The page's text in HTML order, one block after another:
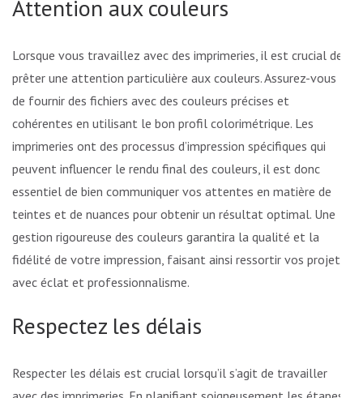
Attention aux couleurs
Lorsque vous travaillez avec des imprimeries, il est crucial de
prêter une attention particulière aux couleurs. Assurez-vous
de fournir des fichiers avec des couleurs précises et
cohérentes en utilisant le bon profil colorimétrique. Les
imprimeries ont des processus d’impression spécifiques qui
peuvent influencer le rendu final des couleurs, il est donc
essentiel de bien communiquer vos attentes en matière de
teintes et de nuances pour obtenir un résultat optimal. Une
gestion rigoureuse des couleurs garantira la qualité et la
fidélité de votre impression, faisant ainsi ressortir vos projets
avec éclat et professionnalisme.
Respectez les délais
Respecter les délais est crucial lorsqu’il s’agit de travailler